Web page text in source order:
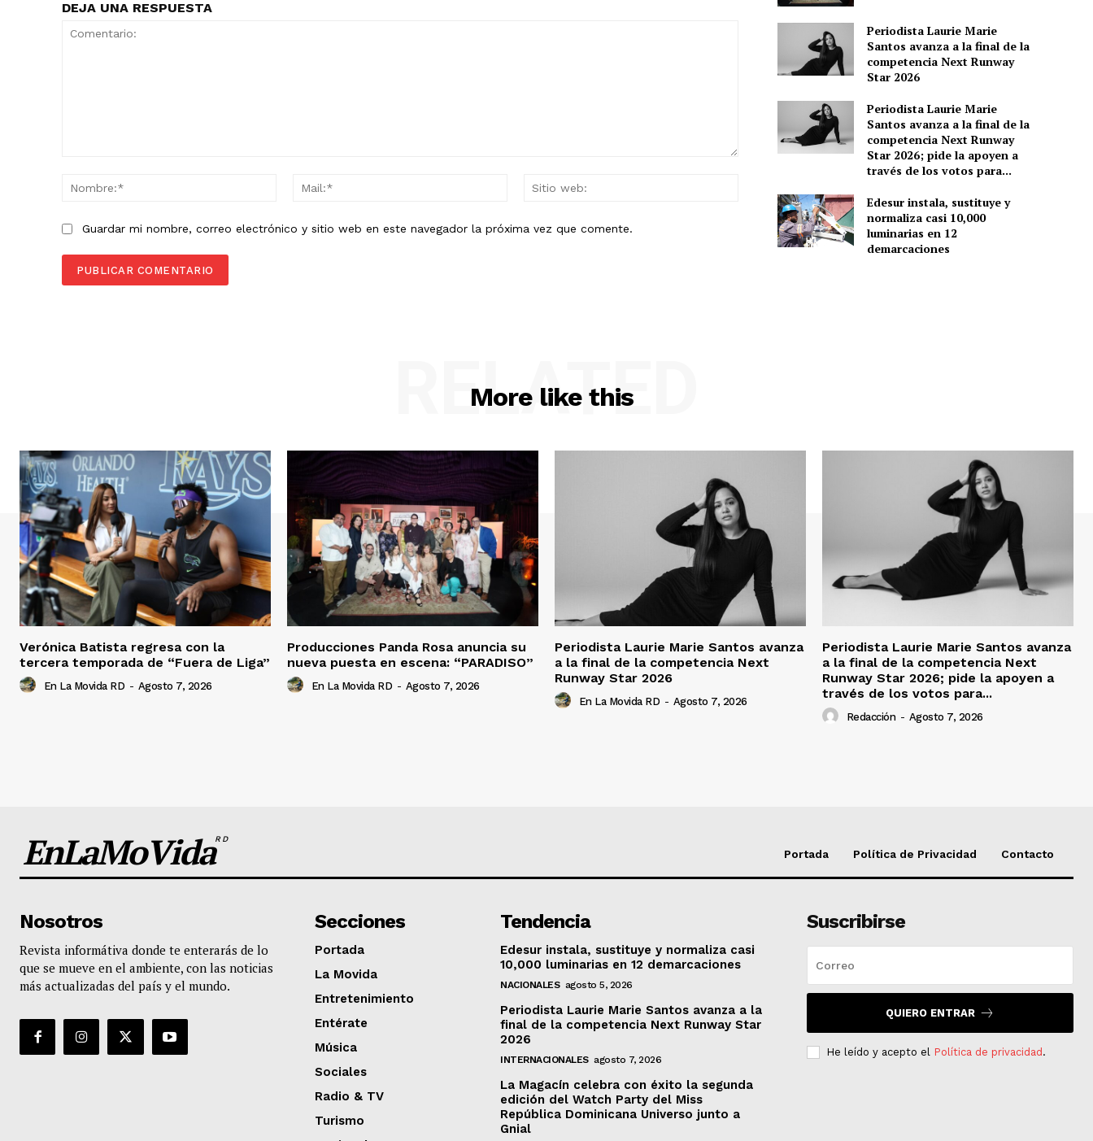
DEJA UNA RESPUESTA
Nombre:*
Mail:*
Guardar mi nombre, correo electrónico y sitio web en este navegador la próxima vez que comente.
Periodista Laurie Marie
Santos avanza a la final de la
competencia Next Runway
Star 2026
Periodista Laurie Marie
Santos avanza a la final de la
competencia Next Runway
Star 2026; pide la apoyen a
través de los votos para...
Edesur instala, sustituye y
normaliza casi 10,000
luminarias en 12
demarcaciones
More like this
RELATED
Verónica Batista regresa con la
tercera temporada de “Fuera de Liga”
En La Movida RD - Agosto 7, 2026
Producciones Panda Rosa anuncia su
nueva puesta en escena: “PARADISO”
En La Movida RD - Agosto 7, 2026
Periodista Laurie Marie Santos avanza
a la final de la competencia Next
Runway Star 2026
En La Movida RD - Agosto 7, 2026
Periodista Laurie Marie Santos avanza
a la final de la competencia Next
Runway Star 2026; pide la apoyen a
través de los votos para...
Redacción - Agosto 7, 2026
EnLaMoVidaRD
Portada Política de Privacidad Contacto
Nosotros
Revista informátiva donde te enterarás de lo
que se mueve en el ambiente, con las noticias
más actualizadas del país y el mundo.
Secciones
Portada
La Movida
Entretenimiento
Entérate
Música
Sociales
Radio & TV
Turismo
Tendencia
Edesur instala, sustituye y normaliza casi
10,000 luminarias en 12 demarcaciones
NACIONALES agosto 5, 2026
Periodista Laurie Marie Santos avanza a la
final de la competencia Next Runway Star
2026
INTERNACIONALES agosto 7, 2026
La Magacín celebra con éxito la segunda
edición del Watch Party del Miss
República Dominicana Universo junto a
Gnial
Suscribirse
QUIERO ENTRAR
He leído y acepto el Política de privacidad .